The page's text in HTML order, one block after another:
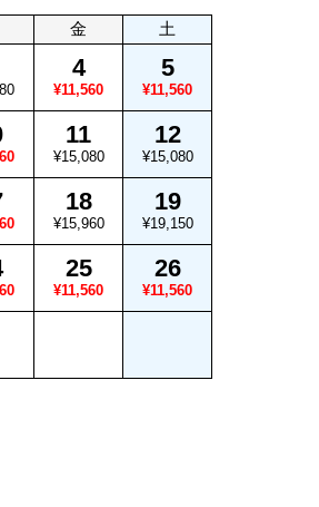
金 土
4
¥11,560
5
¥11,560
11
¥15,080
12
¥15,080
18
¥15,960
19
¥19,150
25
¥11,560
26
¥11,560